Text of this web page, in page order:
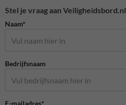
Stel je vraag aan Veiligheidsbord.nl
Naam*
Bedrijfsnaam